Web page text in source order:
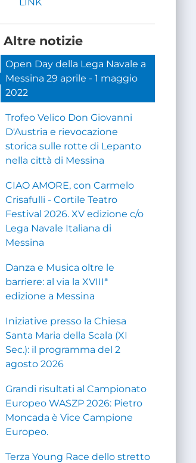
Altre notizie
Open Day della Lega Navale a
Messina 29 aprile - 1 maggio
2022
Trofeo Velico Don Giovanni
D'Austria e rievocazione
storica sulle rotte di Lepanto
nella città di Messina
CIAO AMORE, con Carmelo
Crisafulli - Cortile Teatro
Festival 2026. XV edizione c/o
Lega Navale Italiana di
Messina
Danza e Musica oltre le
barriere: al via la XVIIIª
edizione a Messina
Iniziative presso la Chiesa
Santa Maria della Scala (XI
Sec.): il programma del 2
agosto 2026
Grandi risultati al Campionato
Europeo WASZP 2026: Pietro
Moncada è Vice Campione
Europeo.
Terza Young Race dello stretto